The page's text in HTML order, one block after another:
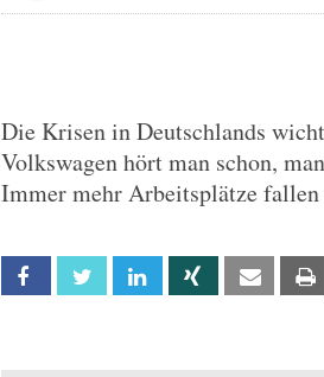
Die Krisen in Deutschlands
Volkswagen hört man schon,
Immer mehr Arbeitsplätze
Facebook Twitter Linkedin Xing Email